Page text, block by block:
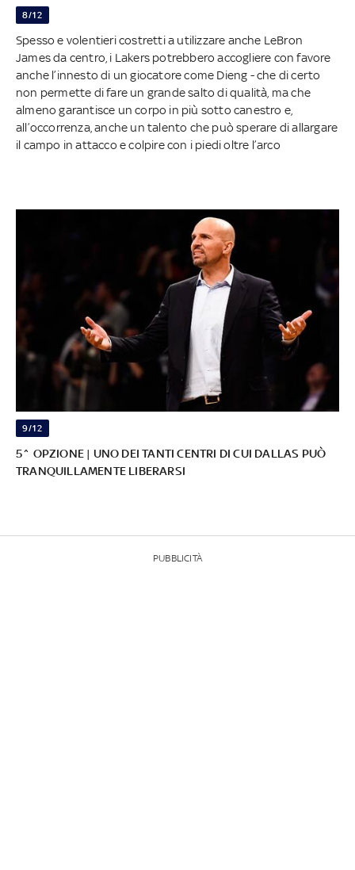
8/12
Spesso e volentieri costretti a utilizzare anche LeBron
James da centro, i Lakers potrebbero accogliere con favore
anche l’innesto di un giocatore come Dieng - che di certo
non permette di fare un grande salto di qualità, ma che
almeno garantisce un corpo in più sotto canestro e,
all’occorrenza, anche un talento che può sperare di allargare
il campo in attacco e colpire con i piedi oltre l’arco
9/12
5^ OPZIONE | UNO DEI TANTI CENTRI DI CUI DALLAS PUÒ
TRANQUILLAMENTE LIBERARSI
PUBBLICITÀ